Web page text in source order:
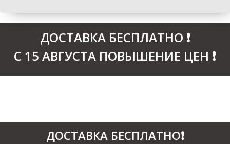
ДОСТАВКА БЕСПЛАТНО ❗
С 15 АВГУСТА ПОВЫШЕНИЕ ЦЕН ❗
ДОСТАВКА БЕСПЛАТНО❗